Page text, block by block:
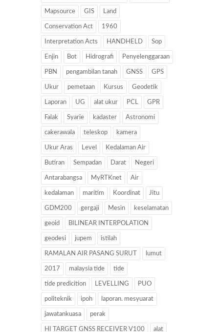
Mapsource GIS Land
Conservation Act 1960
Interpretation Acts HANDHELD Sop
Enjin Bot Hidrografi Penyelenggaraan
PBN pengambilan tanah GNSS GPS
Ukur pemetaan Kursus Geodetik
Laporan UG alat ukur PCL GPR
Falak Syarie kadaster Astronomi
cakerawala teleskop kamera
Ukur Aras Level Kedalaman Air
Butiran Sempadan Darat Negeri
Antarabangsa MyRTKnet Air
kedalaman maritim Koordinat Jitu
GDM200 gergaji Mesin keselamatan
geoid BILINEAR INTERPOLATION
geodesi jupem istilah
RAMALAN AIR PASANG SURUT lumut
2017 malaysia tide tide
tide predicition LEVELLING PUO
politeknik ipoh laporan. mesyuarat
jawatankuasa perak
HI TARGET GNSS RECEIVER V100 alat